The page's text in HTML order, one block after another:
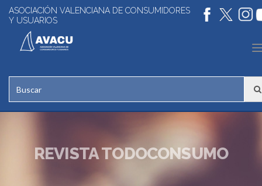
ASOCIACIÓN VALENCIANA DE CONSUMIDORES
Y USUARIOS
REVISTA TODOCONSUMO